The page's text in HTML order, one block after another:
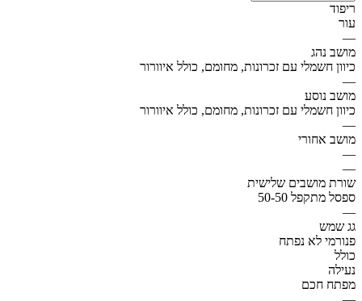
ריפוד
עור
—
מושב נהג
כיוון חשמלי עם זכרונות, מחומם, כולל איוורור
—
מושב נוסע
כיוון חשמלי עם זכרונות, מחומם, כולל איוורור
—
מושב אחורי
—
—
שורת מושבים שלישית
ספסל מתקפל 50-50
—
גג שמש
פנורמי לא נפתח
כולל
נעילה
מפתח חכם